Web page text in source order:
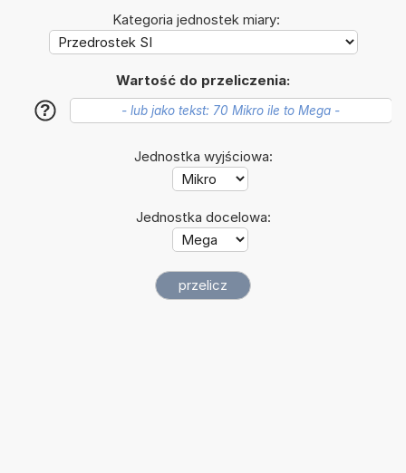
Kategoria jednostek miary:
Wartość do przeliczenia:
?
Jednostka wyjściowa:
Jednostka docelowa: